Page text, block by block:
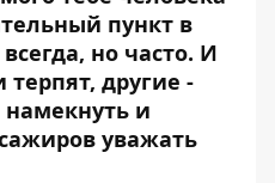
пункт в
но часто. И
другие -
и
уважать